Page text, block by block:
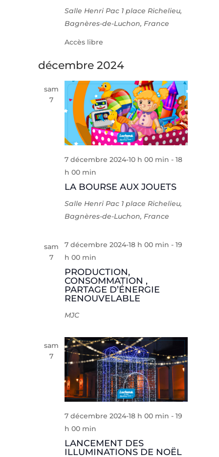
Salle Henri Pac 1 place Richelieu,
Bagnères-de-Luchon, France
Accès libre
décembre 2024
sam
7
LA BOURSE AUX JOUETS
7 décembre 2024-10 h 00 min -18
h 00 min
Salle Henri Pac 1 place Richelieu,
Bagnères-de-Luchon, France
sam
7
PRODUCTION,
CONSOMMATION ,
PARTAGE D’ÉNERGIE
RENOUVELABLE
7 décembre 2024-18 h 00 min -19
h 00 min
MJC
sam
7
LANCEMENT DES
ILLUMINATIONS DE NOËL
7 décembre 2024-18 h 00 min -19
h 00 min